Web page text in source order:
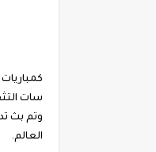
سات
وتم بث
العالم.